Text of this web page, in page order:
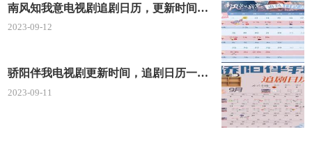
南风知我意电视剧追剧日历，更新时间一览表
2023-09-12
骄阳伴我电视剧更新时间，追剧日历一览表
2023-09-11